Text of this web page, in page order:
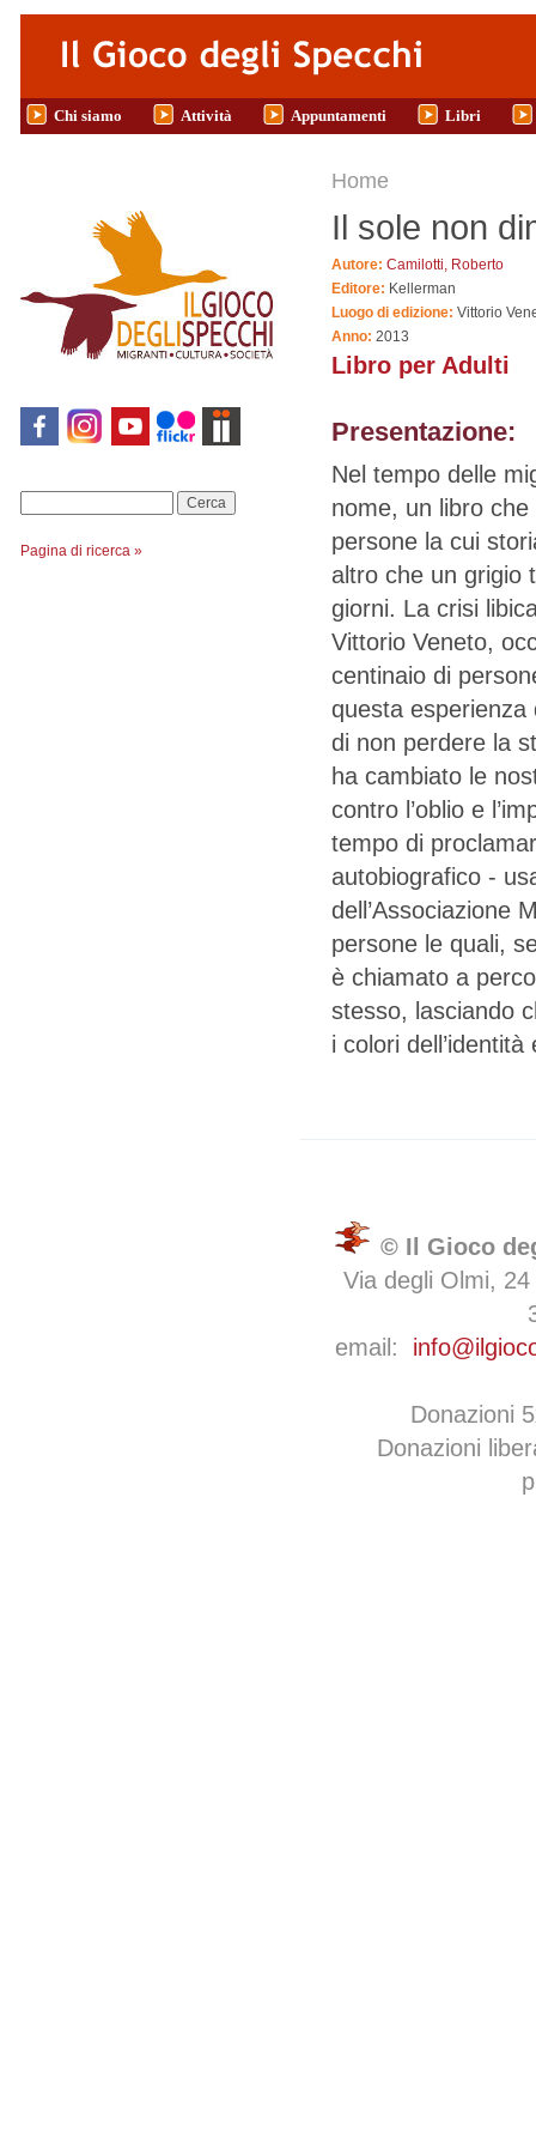
Salta al contenuto principale
Chi siamo Attività Appuntamenti Libri
Pagina di ricerca »
Tu sei qui
Home
Il sole non
Autore: Camilotti, Roberto
Editore: Kellerman
Luogo di edizione: Vittorio
Anno: 2013
Libro per Adulti
Presentazione:
Nel tempo delle
nome, un libro
persone la cui
altro che un grigio
giorni. La crisi
Vittorio Veneto,
centinaio di
questa
di non perdere la
ha cambiato le
contro l’oblio e
tempo di
autobiografico -
dell’Associazione
persone le quali,
è chiamato a
stesso, lasciando
i colori
© Il Gioco
Via degli Olmi,
email:
Donazioni
Donazioni